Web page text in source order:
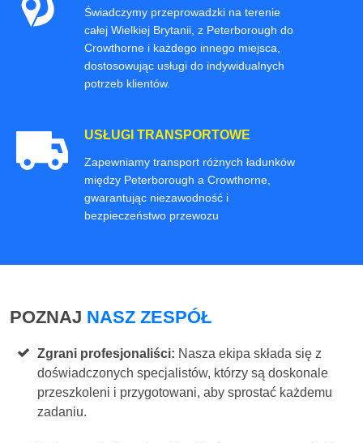
Świadczymy przeprowadzki na terenie
całej Wielkiej Brytanii, z Peterborough do
Crowthorne i każdego innego miejsca,
dostosowując usługi do indywidualnych
potrzeb klientów.
USŁUGI TRANSPORTOWE
Zapewniamy transport różnych ładunków
między Peterborough a Crowthorne,
gwarantując niezawodność i
bezpieczeństwo przewozu
POZNAJ NASZ ZESPÓŁ
Zgrani profesjonaliści: Nasza ekipa składa się z
doświadczonych specjalistów, którzy są doskonale
przeszkoleni i przygotowani, aby sprostać każdemu
zadaniu.